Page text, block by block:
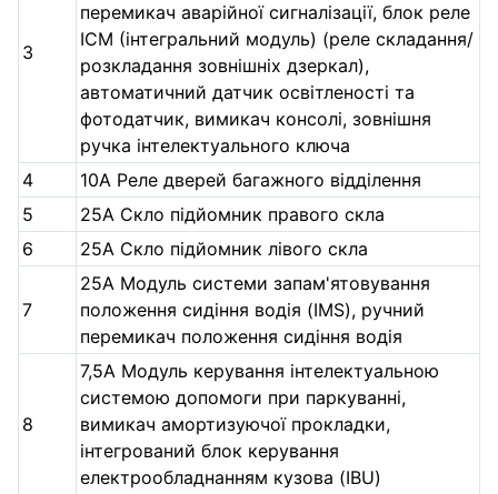
3
перемикач аварійної сигналізації, блок реле
ICM (інтегральний модуль) (реле складання/
розкладання зовнішніх дзеркал),
автоматичний датчик освітленості та
фотодатчик, вимикач консолі, зовнішня
ручка інтелектуального ключа
4
10А Реле дверей багажного відділення
5
25А Скло підйомник правого скла
6
25А Скло підйомник лівого скла
7
25А Модуль системи запам'ятовування
положення сидіння водія (IMS), ручний
перемикач положення сидіння водія
8
7,5А Модуль керування інтелектуальною
системою допомоги при паркуванні,
вимикач амортизуючої прокладки,
інтегрований блок керування
електрообладнанням кузова (IBU)